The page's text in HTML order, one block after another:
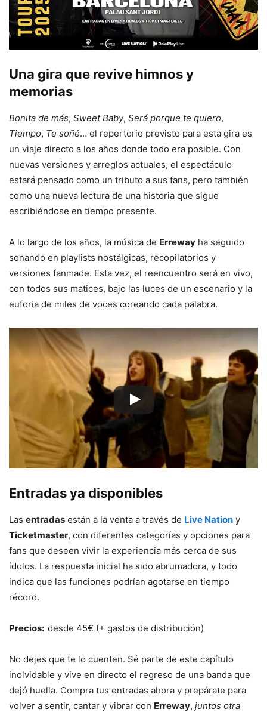
Una gira que revive himnos y
memorias
Bonita de más, Sweet Baby, Será porque te quiero,
Tiempo, Te soñé… el repertorio previsto para esta gira es
un viaje directo a los años donde todo era posible. Con
nuevas versiones y arreglos actuales, el espectáculo
estará pensado como un tributo a sus fans, pero también
como una nueva lectura de una historia que sigue
escribiéndose en tiempo presente.
A lo largo de los años, la música de Erreway ha seguido
sonando en playlists nostálgicas, recopilatorios y
versiones fanmade. Esta vez, el reencuentro será en vivo,
con todos sus matices, bajo las luces de un escenario y la
euforia de miles de voces coreando cada palabra.
Entradas ya disponibles
Las entradas están a la venta a través de Live Nation y
Ticketmaster, con diferentes categorías y opciones para
fans que deseen vivir la experiencia más cerca de sus
ídolos. La respuesta inicial ha sido abrumadora, y todo
indica que las funciones podrían agotarse en tiempo
récord.
Precios: desde 45€ (+ gastos de distribución)
No dejes que te lo cuenten. Sé parte de este capítulo
inolvidable y vive en directo el regreso de una banda que
dejó huella. Compra tus entradas ahora y prepárate para
volver a sentir, cantar y vibrar con Erreway, juntos otra